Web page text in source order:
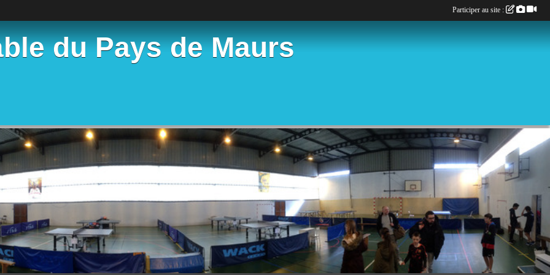
du Pays de Maurs
Participer au site :